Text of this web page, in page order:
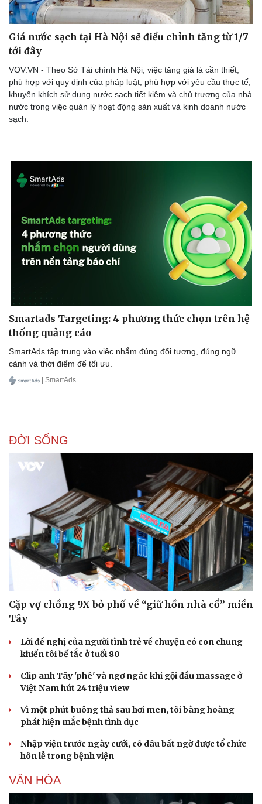
Doanh nghiệp
Thông tin doanh nghiệp
Doanh nghiệp 24h
Doanh nhân
Vì cộng đồng
Sành điệu
Tin Công nghệ
Trải nghiệm
Chuyển đổi số
Giá nước sạch tại Hà Nội sẽ điều chỉnh tăng từ 1/7
tới đây
VOV.VN - Theo Sở Tài chính Hà Nội, việc tăng giá là cần thiết,
phù hợp với quy định của pháp luật, phù hợp với yêu cầu thực tế,
khuyến khích sử dụng nước sạch tiết kiệm và chủ trương của nhà
nước trong việc quản lý hoạt động sản xuất và kinh doanh nước
sạch.
Smartads Targeting: 4 phương thức chọn trên hệ
thống quảng cáo
SmartAds tập trung vào việc nhắm đúng đối tượng, đúng ngữ
cảnh và thời điểm để tối ưu.
| SmartAds
ĐỜI SỐNG
Cặp vợ chồng 9X bỏ phố về “giữ hồn nhà cổ” miền
Tây
Lời đề nghị của người tình trẻ về chuyện có con chung
khiến tôi bế tắc ở tuổi 80
Clip anh Tây 'phê' và ngơ ngác khi gội đầu massage ở
Việt Nam hút 24 triệu view
Vì một phút buông thả sau hơi men, tôi bàng hoàng
phát hiện mắc bệnh tình dục
Nhập viện trước ngày cưới, cô dâu bất ngờ được tổ chức
hôn lễ trong bệnh viện
VĂN HÓA